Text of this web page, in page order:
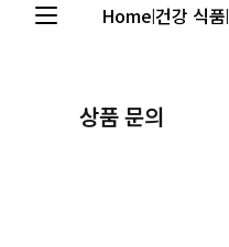
Home|건강 식품|
상품 문의